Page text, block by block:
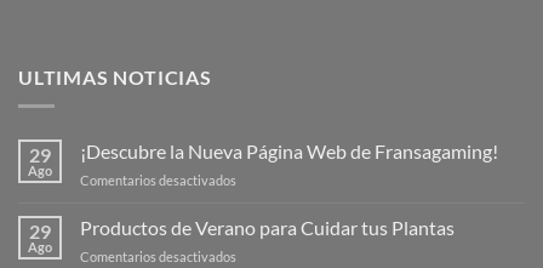
ULTIMAS NOTICIAS
29
Ago
¡Descubre la Nueva Página Web de Fransagaming!
Comentarios desactivados
Nueva
29
Ago
Productos de Verano para Cuidar tus Plantas
Comentarios desactivados